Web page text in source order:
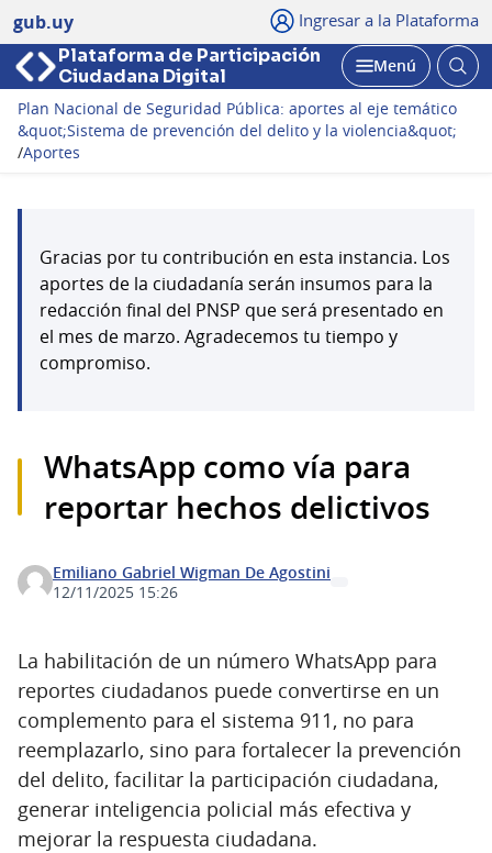
gub.uy Ingresar a la Plataforma
Plataforma de Participación
Ciudadana Digital
Abrir
Menú
Plan Nacional de Seguridad Pública: aportes al eje temático
&quot;Sistema de prevención del delito y la violencia&quot;
/Aportes
Gracias por tu contribución en esta instancia. Los
aportes de la ciudadanía serán insumos para la
redacción final del PNSP que será presentado en
el mes de marzo. Agradecemos tu tiempo y
compromiso.
WhatsApp como vía para
reportar hechos delictivos
Emiliano Gabriel Wigman De Agostini
12/11/2025 15:26
La habilitación de un número WhatsApp para
reportes ciudadanos puede convertirse en un
complemento para el sistema 911, no para
reemplazarlo, sino para fortalecer la prevención
del delito, facilitar la participación ciudadana,
generar inteligencia policial más efectiva y
mejorar la respuesta ciudadana.